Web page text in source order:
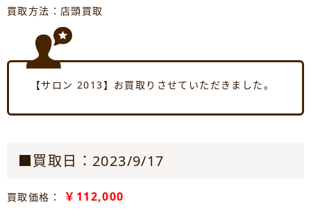
買取方法：店頭買取
【サロン 2013】お買取りさせていただきました。
■買取日：2023/9/17
買取価格： ￥112,000